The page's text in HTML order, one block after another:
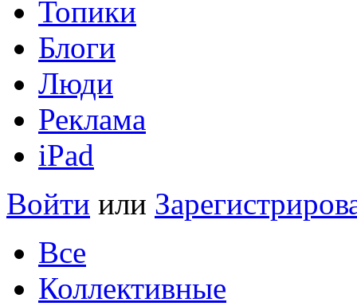
Топики
Блоги
Люди
Реклама
iPad
Войти или
Все
Коллективные